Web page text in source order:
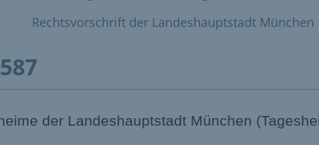
Rechtsvorschrift der Landeshauptstadt München
587